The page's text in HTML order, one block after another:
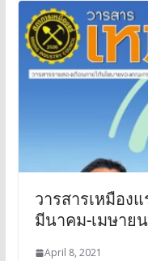
วารสารเหมือง
มีนาคม-เมษาย
April 8, 2021